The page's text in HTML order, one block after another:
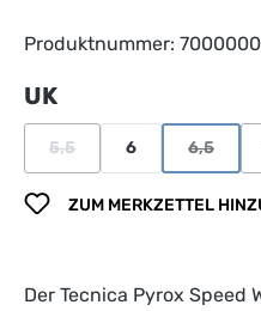
Produktnummer:
UKauswählen
5,5
(Diese Option ist zurzeit
6 6,5
(Diese
ZUM MERKZETTEL
Der Tecnica Pyrox Speed